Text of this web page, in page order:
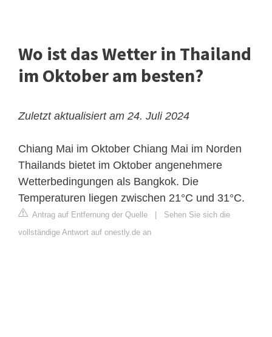
Wo ist das Wetter in Thailand
im Oktober am besten?
Zuletzt aktualisiert am 24. Juli 2024
Chiang Mai im Oktober Chiang Mai im Norden
Thailands bietet im Oktober angenehmere
Wetterbedingungen als Bangkok. Die
Temperaturen liegen zwischen 21°C und 31°C.
Antrag auf Entfernung der Quelle
Sehen Sie sich die
vollständige Antwort auf onestly.de an